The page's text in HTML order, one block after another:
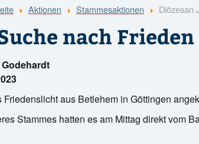
Aktionen Stammesaktionen Diözesan
nach Frieden
Friedenslicht aus Betlehem in Göttingen
Stammes hatten es am Mittag direkt vom